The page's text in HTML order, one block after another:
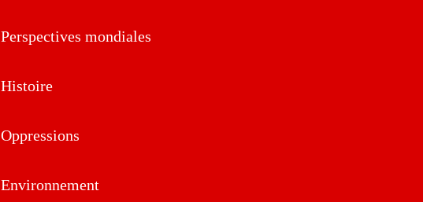
Perspectives mondiales
Histoire
Oppressions
Environnement